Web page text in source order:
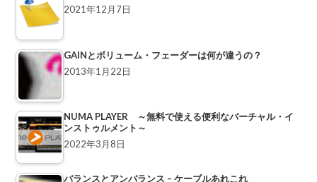
2021年12月7日
GAINとボリューム・フェーダーは何が違うの？
2013年1月22日
NUMA PLAYER ～無料で使える便利なバーチャル・イ
ンストゥルメント～
2022年3月8日
バランスとアンバランス – ケーブルあれこれ